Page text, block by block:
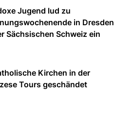
Jugend lud zu
in Dresden
Sächsischen Schweiz ein
Kirchen in der
Tours geschändet